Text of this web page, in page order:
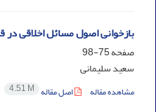
بازخوانی اصول مسائل اخلاقى
صفحه75-98
سعید سلیمانی
مشاهده مقاله اصل مقاله 4.51 M